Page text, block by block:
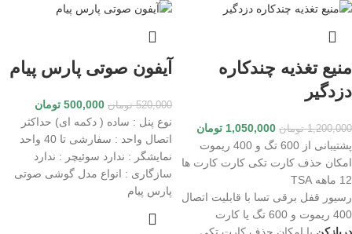
منیع تغذیه چندکاره
دزدگیر
1,200,000 تومان 1,050,000 تومان
پشتیبانی از 600 تگ و 400 ریموت
امکان حذف کارت تکی کارت کارت ها
12 ماهه TSA
رسیور قفل برقی تسا با قابلیت اتصال
400 ریموت و 600 تگ یا کارت
آیفون صوتی پارس پیام
520,000 تومان 500,000 تومان
نوع پنل : ساده ( دکمه ای) حداکثر
اتصال واحد : سفارشی تا 40 واحد
نمایشگر : ندارد سوئیچر : ندارد
سازگاری : انواع مدل گوشی صوتی
پارس پیام